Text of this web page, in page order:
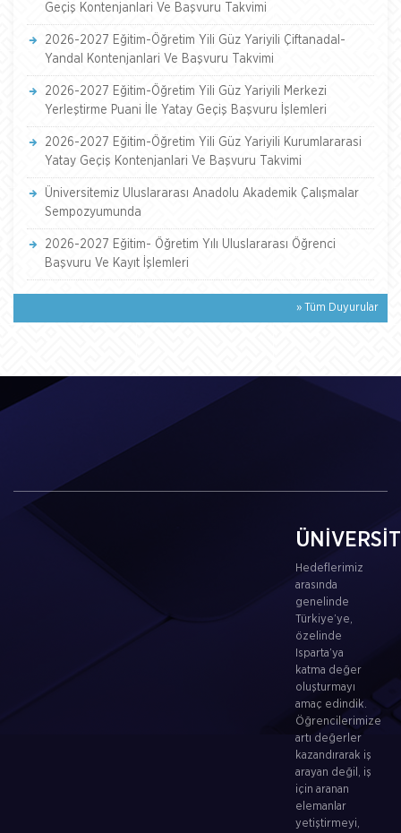
Geçiş Kontenjanlari Ve Başvuru Takvimi
2026-2027 Eğitim-Öğretim Yili Güz Yariyili Çiftanadal-
Yandal Kontenjanlari Ve Başvuru Takvimi
2026-2027 Eğitim-Öğretim Yili Güz Yariyili Merkezi
Yerleştirme Puani İle Yatay Geçiş Başvuru İşlemleri
2026-2027 Eğitim-Öğretim Yili Güz Yariyili Kurumlararasi
Yatay Geçiş Kontenjanlari Ve Başvuru Takvimi
Üniversitemiz Uluslararası Anadolu Akademik Çalışmalar
Sempozyumunda
2026-2027 Eğitim- Öğretim Yılı Uluslararası Öğrenci
Başvuru Ve Kayıt İşlemleri
» Tüm Duyurular
Hedeflerimiz
arasında
genelinde
Türkiye’ye,
özelinde
Isparta’ya
katma değer
oluşturmayı
amaç edindik.
Öğrencilerimize
artı değerler
kazandırarak iş
arayan değil, iş
için aranan
elemanlar
yetiştirmeyi,